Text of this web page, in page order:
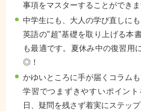
事項をマスターすることができま
中学生にも、大人の学び直しにも
英語の"超"基礎を取り上げる本
も最適です。夏休み中の復習用
◎！
かゆいところに手が届くコラムも
学習でつまずきやすいポイン
日、疑問を残さず着実にステッ